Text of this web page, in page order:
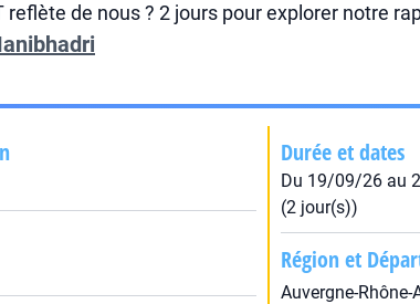
reflète de nous ? 2 jours pour explorer notre
Durée et dates
Du 19/09/26 au
(2 jour(s))
Région et
Auvergne-Rhône-